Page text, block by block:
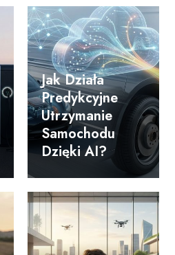
Jak Działa
Predykcyjne
Utrzymanie
Samochodu
Dzięki AI?